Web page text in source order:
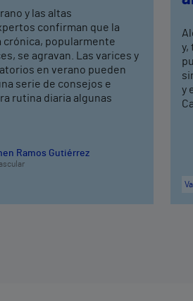
y las altas
confirman que la
popularmente
se agravan. Las varices y
en verano pueden
serie de consejos e
rutina diaria algunas
Ramos Gutiérrez
y,
y